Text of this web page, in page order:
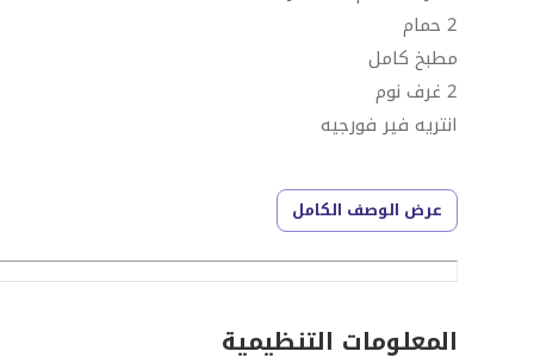
2 حمام
مطبخ كامل
2 غرف نوم
انتريه فير فورجيه
TG West Realtor -
، وكالتكم الرائدة في مجال العقارات التي تخدم العملاء
الجديدة، الساحل
وبيع واستثمار العقارات ومساعدتهم في تحقيق أهدافهم
عرض الوصف الكامل
المعلومات التنظيمية